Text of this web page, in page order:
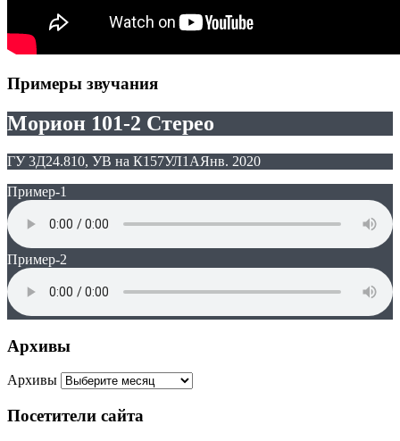
Примеры звучания
Морион 101-2 Стерео
ГУ 3Д24.810, УВ на К157УЛ1АЯнв. 2020
Пример-1
Пример-2
Архивы
Архивы
Посетители сайта